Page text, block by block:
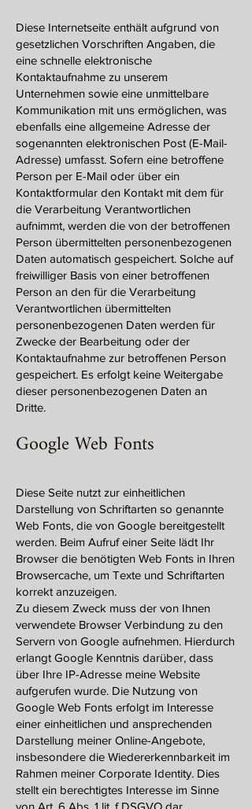
Diese Internetseite enthält aufgrund von
gesetzlichen Vorschriften Angaben, die
eine schnelle elektronische
Kontaktaufnahme zu unserem
Unternehmen sowie eine unmittelbare
Kommunikation mit uns ermöglichen, was
ebenfalls eine allgemeine Adresse der
sogenannten elektronischen Post (E-Mail-
Adresse) umfasst. Sofern eine betroffene
Person per E-Mail oder über ein
Kontaktformular den Kontakt mit dem für
die Verarbeitung Verantwortlichen
aufnimmt, werden die von der betroffenen
Person übermittelten personenbezogenen
Daten automatisch gespeichert. Solche auf
freiwilliger Basis von einer betroffenen
Person an den für die Verarbeitung
Verantwortlichen übermittelten
personenbezogenen Daten werden für
Zwecke der Bearbeitung oder der
Kontaktaufnahme zur betroffenen Person
gespeichert. Es erfolgt keine Weitergabe
dieser personenbezogenen Daten an
Dritte.
Google Web Fonts
Diese Seite nutzt zur einheitlichen
Darstellung von Schriftarten so genannte
Web Fonts, die von Google bereitgestellt
werden. Beim Aufruf einer Seite lädt Ihr
Browser die benötigten Web Fonts in Ihren
Browsercache, um Texte und Schriftarten
korrekt anzuzeigen.
Zu diesem Zweck muss der von Ihnen
verwendete Browser Verbindung zu den
Servern von Google aufnehmen. Hierdurch
erlangt Google Kenntnis darüber, dass
über Ihre IP-Adresse meine Website
aufgerufen wurde. Die Nutzung von
Google Web Fonts erfolgt im Interesse
einer einheitlichen und ansprechenden
Darstellung meiner Online-Angebote,
insbesondere die Wiedererkennbarkeit im
Rahmen meiner Corporate Identity. Dies
stellt ein berechtigtes Interesse im Sinne
von Art. 6 Abs. 1 lit. f DSGVO dar.